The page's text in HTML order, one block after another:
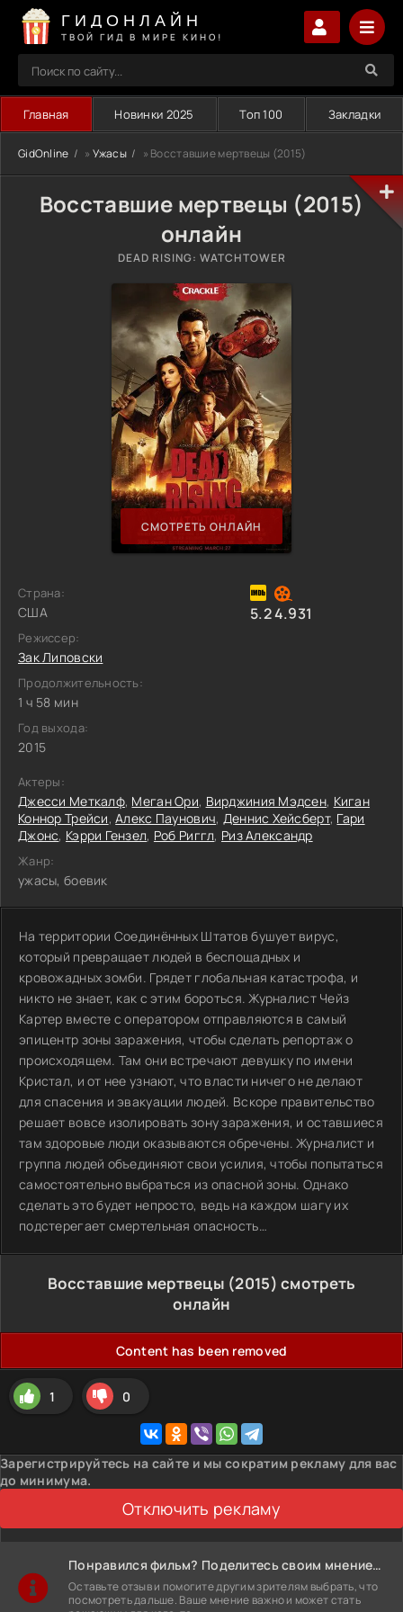
ГИДОНЛАЙН
ТВОЙ ГИД В МИРЕ КИНО!
Главная Новинки 2025 Топ 100 Закладки
GidOnline » Ужасы » Восставшие мертвецы (2015)
Восставшие мертвецы (2015)
онлайн
DEAD RISING: WATCHTOWER
СМОТРЕТЬ ОНЛАЙН
Страна:
США
Режиссер:
Зак Липовски
Продолжительность:
1 ч 58 мин
Год выхода:
2015
5.24.931
Актеры:
Джесси Меткалф, Меган Ори, Вирджиния Мэдсен, Киган
Коннор Трейси,Алекс Паунович, Деннис Хейсберт, Гари
Джонс, Кэрри Гензел, Роб Риггл, Риз Александр
Жанр:
ужасы, боевик
На территории Соединённых Штатов бушует вирус,
который превращает людей в беспощадных и
кровожадных зомби. Грядет глобальная катастрофа, и
никто не знает, как с этим бороться. Журналист Чейз
Картер вместе с оператором отправляются в самый
эпицентр зоны заражения, чтобы сделать репортаж о
происходящем. Там они встречают девушку по имени
Кристал, и от нее узнают, что власти ничего не делают
для спасения и эвакуации людей. Вскоре правительство
решает вовсе изолировать зону заражения, и оставшиеся
там здоровые люди оказываются обречены. Журналист и
группа людей объединяют свои усилия, чтобы попытаться
самостоятельно выбраться из опасной зоны. Однако
сделать это будет непросто, ведь на каждом шагу их
подстерегает смертельная опасность…
Восставшие мертвецы (2015) смотреть
онлайн
Content has been removed
1 0
Зарегистрируйтесь на сайте и мы сократим рекламу для вас
до минимума.
Отключить рекламу
Понравился фильм? Поделитесь своим мнением!
Оставьте отзыв и помогите другим зрителям выбрать, что
посмотреть дальше. Ваше мнение важно и может стать